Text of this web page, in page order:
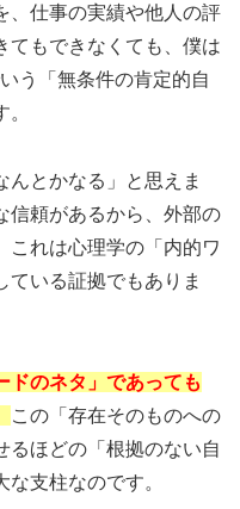
、仕事の実績や他人の評
てもできなくても、僕は
う「 無条件の肯定的自
んとかなる」と思えま
信頼があるから、外部の
れは心理学の「 内的ワ
ている証拠でもありま
ドのネタ」であっても
この「存在そのものへの
るほどの「根拠のない自
支柱なのです。